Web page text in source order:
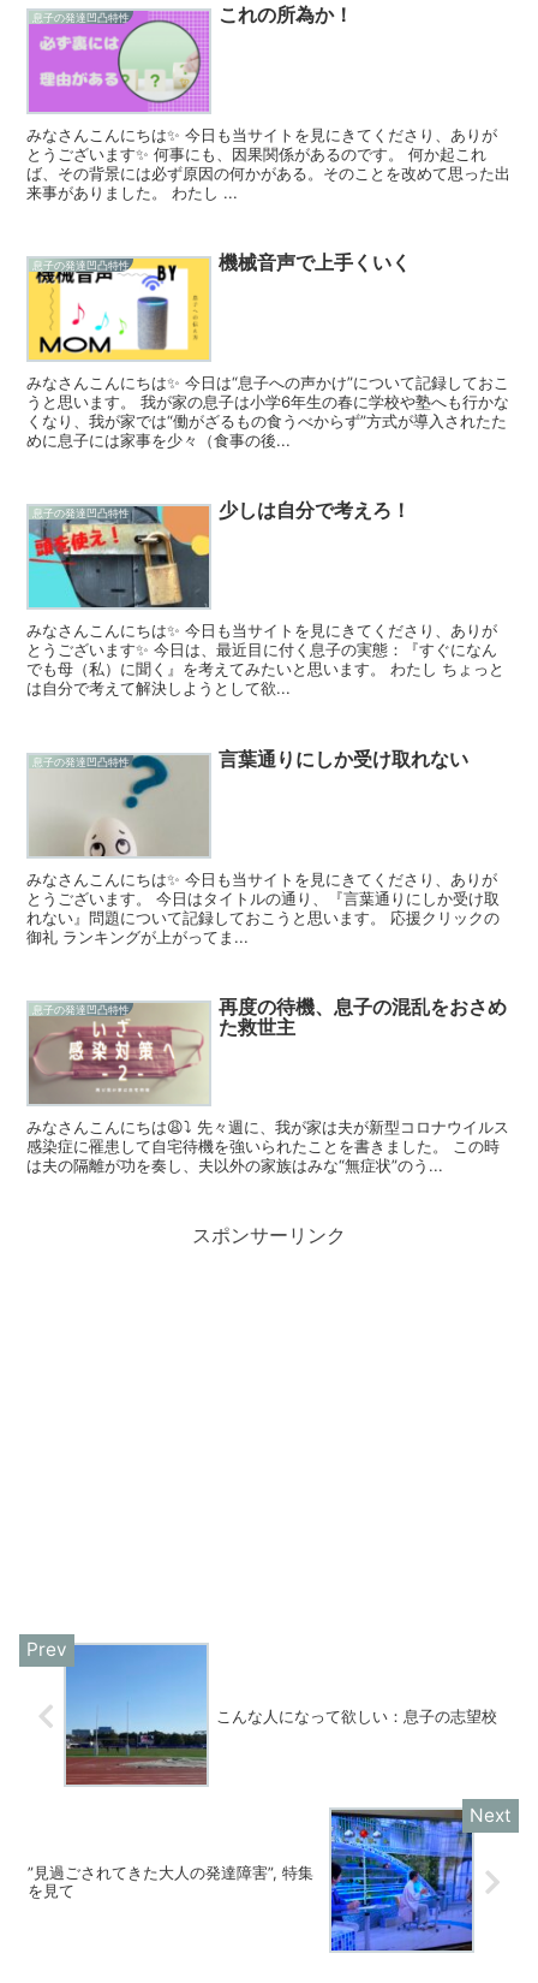
息子の発達凹凸特性 これの所為か！
みなさんこんにちは✨ 今日も当サイトを見にきてくださり、ありが
とうございます✨ 何事にも、因果関係があるのです。 何か起これ
ば、その背景には必ず原因の何かがある。そのことを改めて思った出
来事がありました。 わたし ...
息子の発達凹凸特性 機械音声で上手くいく
みなさんこんにちは✨ 今日は“息子への声かけ”について記録しておこ
うと思います。 我が家の息子は小学6年生の春に学校や塾へも行かな
くなり、我が家では“働がざるもの食うべからず”方式が導入されたた
めに息子には家事を少々（食事の後...
息子の発達凹凸特性 少しは自分で考えろ！
みなさんこんにちは✨ 今日も当サイトを見にきてくださり、ありが
とうございます✨ 今日は、最近目に付く息子の実態：『すぐになん
でも母（私）に聞く』を考えてみたいと思います。 わたし ちょっと
は自分で考えて解決しようとして欲...
息子の発達凹凸特性 言葉通りにしか受け取れない
みなさんこんにちは✨ 今日も当サイトを見にきてくださり、ありが
とうございます。 今日はタイトルの通り、『言葉通りにしか受け取
れない』問題について記録しておこうと思います。 応援クリックの
御礼 ランキングが上がってま...
息子の発達凹凸特性
再度の待機、息子の混乱をおさめ
た救世主
みなさんこんにちは😩⤵️ 先々週に、我が家は夫が新型コロナウイルス
感染症に罹患して自宅待機を強いられたことを書きました。 この時
は夫の隔離が功を奏し、夫以外の家族はみな“無症状”のう...
スポンサーリンク
こんな人になって欲しい：息子の志望校
”見過ごされてきた大人の発達障害”, 特集
を見て